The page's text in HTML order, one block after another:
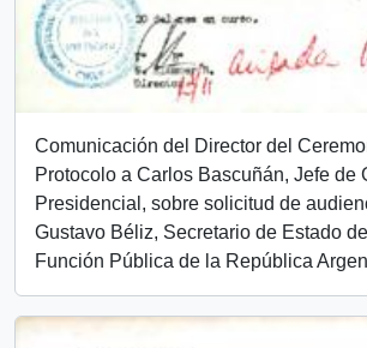
Comunicación del Director del
Protocolo a Carlos Bascuñán, Jefe de
Presidencial, sobre solicitud de
Gustavo Béliz, Secretario de Estado
Función Pública de la República